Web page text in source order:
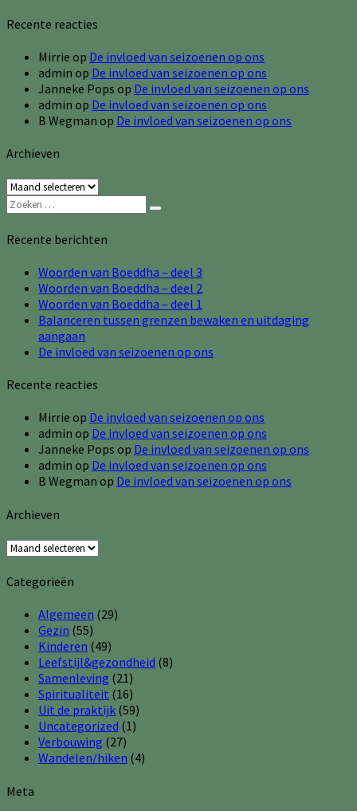
Recente reacties
Mirrie op De invloed van seizoenen op ons
admin op De invloed van seizoenen op ons
Janneke Pops op De invloed van seizoenen op ons
admin op De invloed van seizoenen op ons
B Wegman op De invloed van seizoenen op ons
Archieven
Archieven
Zoeken
naar:
Zoeken
Recente berichten
Woorden van Boeddha – deel 3
Woorden van Boeddha – deel 2
Woorden van Boeddha – deel 1
Balanceren tussen grenzen bewaken en uitdaging
aangaan
De invloed van seizoenen op ons
Recente reacties
Mirrie op De invloed van seizoenen op ons
admin op De invloed van seizoenen op ons
Janneke Pops op De invloed van seizoenen op ons
admin op De invloed van seizoenen op ons
B Wegman op De invloed van seizoenen op ons
Archieven
Archieven
Categorieën
Algemeen (29)
Gezin (55)
Kinderen (49)
Leefstijl&gezondheid (8)
Samenleving (21)
Spiritualiteit (16)
Uit de praktijk (59)
Uncategorized (1)
Verbouwing (27)
Wandelen/hiken (4)
Meta